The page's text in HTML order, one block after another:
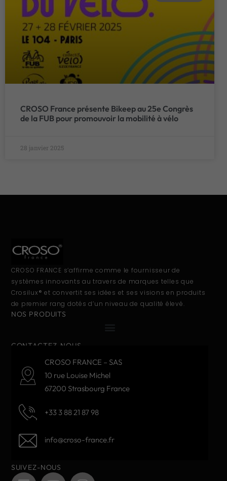
CROSO France présente Bikeep au 25e Congrès
de la FUB pour promouvoir la mobilité à vélo
28 janvier 2025
CROSO FRANCE s’affirme comme le fournisseur de
systèmes innovants au travers de marques telles que
Crosilux® et convertit ses idées et ses visions en produits
de premier rang dotés d’un niveau de qualité élevé.
NOS PRODUITS
CONTACTEZ-NOUS
CROSO FRANCE – SAS
10 rue Louise Michel
67200 Strasbourg France
+33 3 88 21 87 98
info@croso-france.fr
SUIVEZ-NOUS